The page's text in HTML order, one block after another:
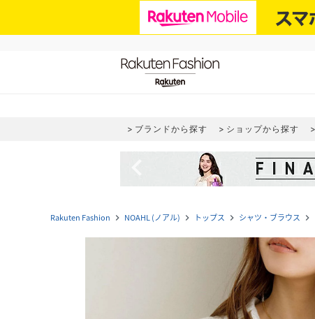
ブランドから探す ショップから探す
Rakuten Fashion navigate_next NOAHL (ノアル) navigate_next トップス navigate_next シャツ・ブラウス navigate_next